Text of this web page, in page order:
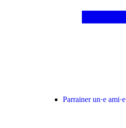
Parrainer un·e ami·e